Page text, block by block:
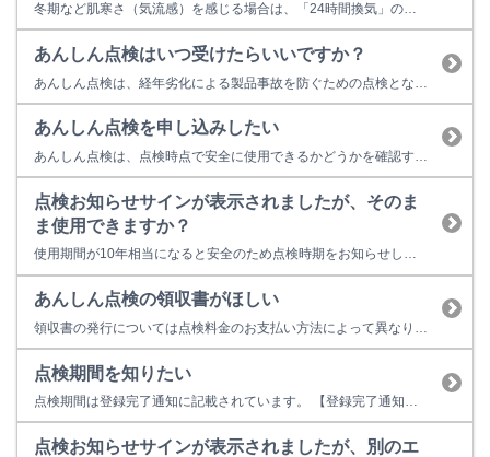
冬期など肌寒さ（気流感）を感じる場合は、「24時間換気」の換気風量を下げて運転をすることが出来ます。 製品によって以下の２通りの方法があります。 ・脱衣室のリモコンの「24時間換気」スイッチを押すたびに「標準」「冬期」と切り替わります。 ・脱衣室のリモコンの「入 標準/弱」スイッチを押すたびに「標準」「弱」と切り替わります。 通常は「標準」でご使用ください。
あんしん点検はいつ受けたらいいですか？
あんしん点検を申し込みしたい
あんしん点検は、点検時点で安全に使用できるかどうかを確認する「製品の健康診断」のようなものです。 お困りの症状がない場合に行うもので、修理や清掃は含まれておりません。 製品に不具合がある場合は、まずは こちら から不具合内容と解決方法をご確認ください。お客様ご自身での操作で解決しない場合は、修理のお申し込みをご検討ください。 修理の申し込みは こちら 製造から10年（業務用機器は...
点検お知らせサインが表示されましたが、そのま
ま使用できますか？
使用期間が10年相当になると安全のため点検時期をお知らせします。点検お知らせ機能は故障表示ではないため、表示された状態でそのまま使用することもできますが、経年劣化に起因する製品事故を防止するため、あんしん点検をおすすめしています。点検を受けない場合は製品の取り替えをおすすめしています。 点検お知らせ機能の解除方法は こちら あんしん点検に関するお問い合わせはリンナイ保守点検コールセン...
あんしん点検の領収書がほしい
点検期間を知りたい
点検期間は登録完了通知に記載されています。 【登録完了通知 郵送】 【登録完了通知 メール】 あんしん点検に関するお問い合わせはリンナイ保守点検コールセンターまでお電話ください。 ■リンナイ 保守点検コールセンター 0120-493110 フリーダイヤル受付時間：9：00～18：00 ※土日・祝日および当社指定休日を除く 点検期間は点検のお知らせに記載されています。...
点検お知らせサインが表示されましたが、別のエ